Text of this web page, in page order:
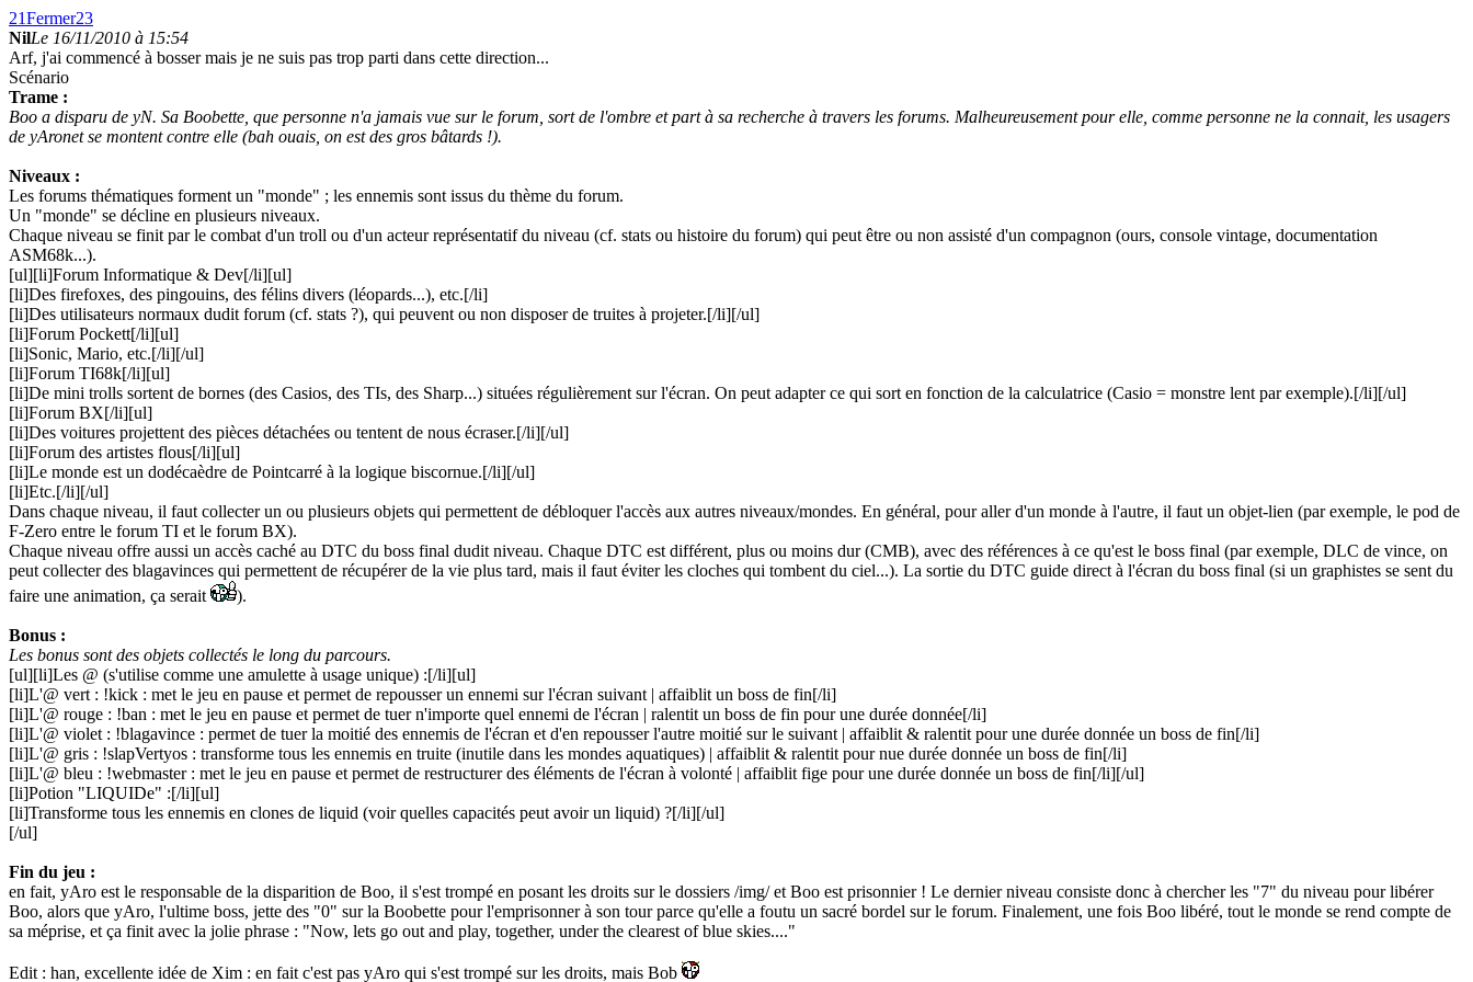
21Fermer23
NilLe 16/11/2010 à 15:54
Arf, j'ai commencé à bosser mais je ne suis pas trop parti dans cette direction...
Scénario
Trame :
Boo a disparu de yN. Sa Boobette, que personne n'a jamais vue sur le forum, sort de l'ombre et part à sa recherche à travers les forums. Malheureusement pour elle, comme personne ne la connait, les usagers
de yAronet se montent contre elle (bah ouais, on est des gros bâtards !).
Niveaux :
Les forums thématiques forment un "monde" ; les ennemis sont issus du thème du forum.
Un "monde" se décline en plusieurs niveaux.
Chaque niveau se finit par le combat d'un troll ou d'un acteur représentatif du niveau (cf. stats ou histoire du forum) qui peut être ou non assisté d'un compagnon (ours, console vintage, documentation
ASM68k...).
[ul][li]Forum Informatique & Dev[/li][ul]
[li]Des firefoxes, des pingouins, des félins divers (léopards...), etc.[/li]
[li]Des utilisateurs normaux dudit forum (cf. stats ?), qui peuvent ou non disposer de truites à projeter.[/li][/ul]
[li]Forum Pockett[/li][ul]
[li]Sonic, Mario, etc.[/li][/ul]
[li]Forum TI68k[/li][ul]
[li]De mini trolls sortent de bornes (des Casios, des TIs, des Sharp...) situées régulièrement sur l'écran. On peut adapter ce qui sort en fonction de la calculatrice (Casio = monstre lent par exemple).[/li][/ul]
[li]Forum BX[/li][ul]
[li]Des voitures projettent des pièces détachées ou tentent de nous écraser.[/li][/ul]
[li]Forum des artistes flous[/li][ul]
[li]Le monde est un dodécaèdre de Pointcarré à la logique biscornue.[/li][/ul]
[li]Etc.[/li][/ul]
Dans chaque niveau, il faut collecter un ou plusieurs objets qui permettent de débloquer l'accès aux autres niveaux/mondes. En général, pour aller d'un monde à l'autre, il faut un objet-lien (par exemple, le pod de
F-Zero entre le forum TI et le forum BX).
Chaque niveau offre aussi un accès caché au DTC du boss final dudit niveau. Chaque DTC est différent, plus ou moins dur (CMB), avec des références à ce qu'est le boss final (par exemple, DLC de vince, on
peut collecter des blagavinces qui permettent de récupérer de la vie plus tard, mais il faut éviter les cloches qui tombent du ciel...). La sortie du DTC guide direct à l'écran du boss final (si un graphistes se sent du
faire une animation, ça serait
).
Bonus :
Les bonus sont des objets collectés le long du parcours.
[ul][li]Les @ (s'utilise comme une amulette à usage unique) :[/li][ul]
[li]L'@ vert : !kick : met le jeu en pause et permet de repousser un ennemi sur l'écran suivant | affaiblit un boss de fin[/li]
[li]L'@ rouge : !ban : met le jeu en pause et permet de tuer n'importe quel ennemi de l'écran | ralentit un boss de fin pour une durée donnée[/li]
[li]L'@ violet : !blagavince : permet de tuer la moitié des ennemis de l'écran et d'en repousser l'autre moitié sur le suivant | affaiblit & ralentit pour une durée donnée un boss de fin[/li]
[li]L'@ gris : !slapVertyos : transforme tous les ennemis en truite (inutile dans les mondes aquatiques) | affaiblit & ralentit pour nue durée donnée un boss de fin[/li]
[li]L'@ bleu : !webmaster : met le jeu en pause et permet de restructurer des éléments de l'écran à volonté | affaiblit fige pour une durée donnée un boss de fin[/li][/ul]
[li]Potion "LIQUIDe" :[/li][ul]
[li]Transforme tous les ennemis en clones de liquid (voir quelles capacités peut avoir un liquid) ?[/li][/ul]
[/ul]
Fin du jeu :
en fait, yAro est le responsable de la disparition de Boo, il s'est trompé en posant les droits sur le dossiers /img/ et Boo est prisonnier ! Le dernier niveau consiste donc à chercher les "7" du niveau pour libérer
Boo, alors que yAro, l'ultime boss, jette des "0" sur la Boobette pour l'emprisonner à son tour parce qu'elle a foutu un sacré bordel sur le forum. Finalement, une fois Boo libéré, tout le monde se rend compte de
sa méprise, et ça finit avec la jolie phrase : "Now, lets go out and play, together, under the clearest of blue skies...."
Edit : han, excellente idée de Xim : en fait c'est pas yAro qui s'est trompé sur les droits, mais Bob